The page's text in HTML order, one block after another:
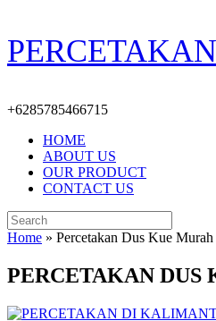
Skip
to
content
+6285785466715
HOME
ABOUT US
OUR PRODUCT
CONTACT US
Search
for:
Home » Percetakan Dus Kue
PERCETAKAN